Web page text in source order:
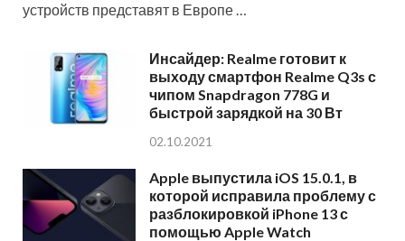
устройств представят в Европе …
Инсайдер: Realme готовит к
выходу смартфон Realme Q3s с
чипом Snapdragon 778G и
быстрой зарядкой на 30 Вт
02.10.2021
Apple выпустила iOS 15.0.1, в
которой исправила проблему с
разблокировкой iPhone 13 с
помощью Apple Watch